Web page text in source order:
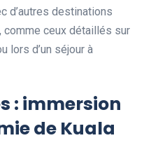
d’autres destinations
ceux détaillés sur
lors d’un séjour à
: immersion
de Kuala